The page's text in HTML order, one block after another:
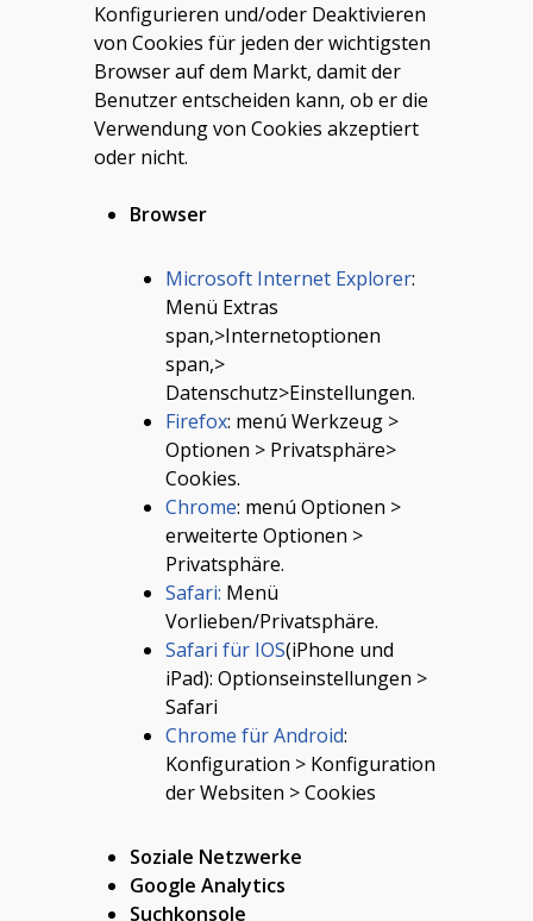
Konfigurieren und/oder Deaktivieren
von Cookies für jeden der wichtigsten
Browser auf dem Markt, damit der
Benutzer entscheiden kann, ob er die
Verwendung von Cookies akzeptiert
oder nicht.
Browser
Microsoft Internet Explorer:
Menü Extras
span,>Internetoptionen
span,>
Datenschutz>Einstellungen.
Firefox: menú Werkzeug >
Optionen > Privatsphäre>
Cookies.
Chrome: menú Optionen >
erweiterte Optionen >
Privatsphäre.
Safari: Menü
Vorlieben/Privatsphäre.
Safari für IOS(iPhone und
iPad): Optionseinstellungen >
Safari
Chrome für Android:
Konfiguration > Konfiguration
der Websiten > Cookies
Soziale Netzwerke
Google Analytics
Suchkonsole